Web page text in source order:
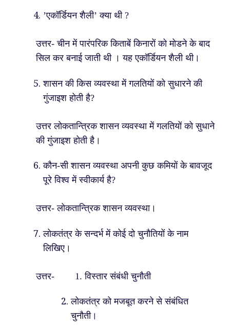
’एकॉर्डियन शैली’ क्या थी ?
उत्तर- चीन में पारंपरिक किताबें किनारों को मोडने के बाद
सिल कर बनाई जाती थी । यह एकॉर्डियन शैली थी।
शासन की किस व्यवस्था में गलतियों को सुधारने की
गुंजाइश होती है?
उत्तर लोकतान्त्रिक शासन व्यवस्था में गलतियों को सुधाने
की गुंजाइश होती है।
कौन-सी शासन व्यवस्था अपनी कुछ कमियों के बावजूद
पूरे विश्व में स्वीकार्य है?
उत्तर- लोकतान्त्रिक शासन व्यवस्था।
लोकतंत्र के सन्दर्भ में कोई दो चुनौतियों के नाम
लिखिए।
उत्तर- 1. विस्तार संबंधी चुनौती
लोकतंत्र को मजबूत करने से संबंधित
चुनौती।